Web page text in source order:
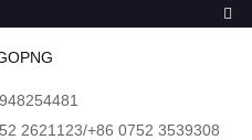
2621123/+86 0752 3539308